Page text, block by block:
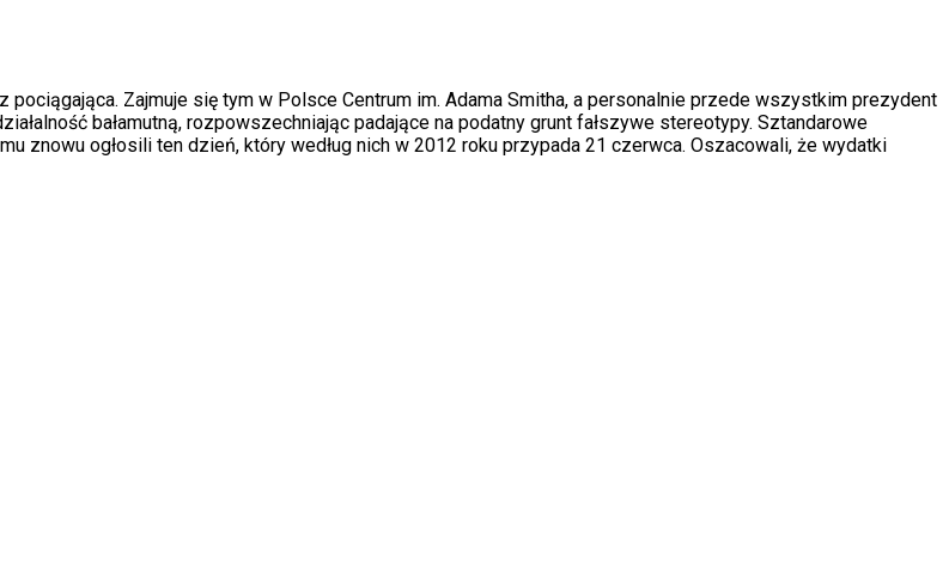
Zajmuje się tym w Polsce Centrum im. Adama Smitha, a personalnie przede wszystkim prezydent
bałamutną, rozpowszechniając padające na podatny grunt fałszywe stereotypy. Sztandarowe
znowu ogłosili ten dzień, który według nich w 2012 roku przypada 21 czerwca. Oszacowali, że wydatki